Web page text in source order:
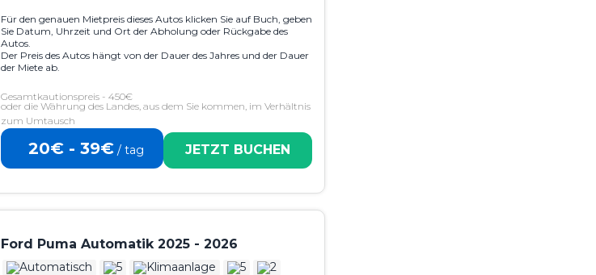
Für den genauen Mietpreis dieses Autos klicken Sie auf Buch, geben
Sie Datum, Uhrzeit und Ort der Abholung oder Rückgabe des
Autos.
Der Preis des Autos hängt von der Dauer des Jahres und der Dauer
der Miete ab.
Gesamtkautionspreis - 450€
oder die Währung des Landes, aus dem Sie kommen, im Verhältnis
zum Umtausch
20€ - 39€/ tag JETZT BUCHEN
Ford Puma Automatik 2025 - 2026
Automatisch 5 Klimaanlage 5 2